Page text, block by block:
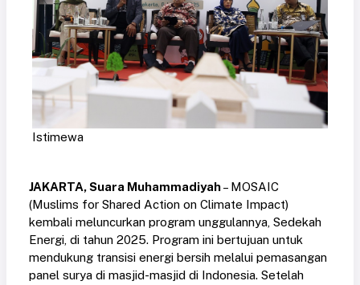
Istimewa
JAKARTA, Suara Muhammadiyah– MOSAIC
(Muslims for Shared Action on Climate Impact)
kembali meluncurkan program unggulannya, Sedekah
Energi, di tahun 2025. Program ini bertujuan untuk
mendukung transisi energi bersih melalui pemasangan
panel surya di masjid-masjid di Indonesia. Setelah